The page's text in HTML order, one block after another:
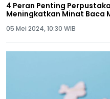
4 Peran Penting
Meningkatkan Minat Baca
05 Mei 2024, 10:30 WIB